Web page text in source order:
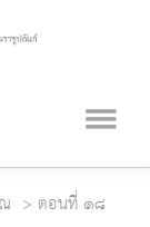
ตอนที่ ๑๘